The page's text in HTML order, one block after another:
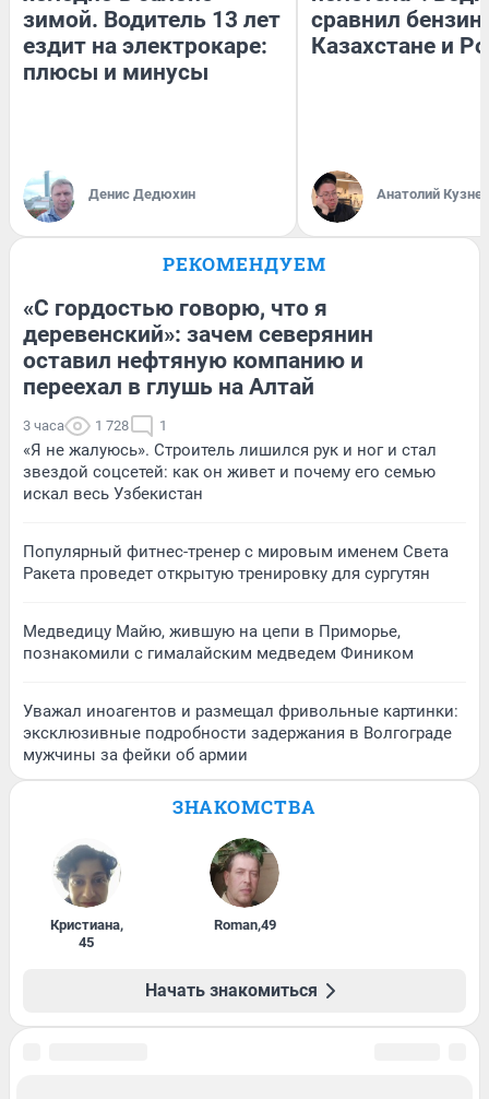
зимой. Водитель 13 лет
ездит на электрокаре:
плюсы и минусы
Денис Дедюхин
сравнил бензин
Казахстане и
Анатолий
РЕКОМЕНДУЕМ
«С гордостью говорю, что я
деревенский»: зачем северянин
оставил нефтяную компанию и
переехал в глушь на Алтай
3 часа 1 728 1
«Я не жалуюсь». Строитель лишился рук и ног и стал
звездой соцсетей: как он живет и почему его семью
искал весь Узбекистан
Популярный фитнес-тренер с мировым именем Света
Ракета проведет открытую тренировку для сургутян
Медведицу Майю, жившую на цепи в Приморье,
познакомили с гималайским медведем Фиником
Уважал иноагентов и размещал фривольные картинки:
эксклюзивные подробности задержания в Волгограде
мужчины за фейки об армии
ЗНАКОМСТВА
Кристиана,
45
Roman,49
Начать знакомиться